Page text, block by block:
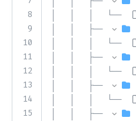
8
9
10
11
12
13
14
15
│   │   │   └──
│   │   ├──
│   │   │   └──
│   │   ├──
│   │   │   └──
│   │   ├──
│   │   │   └──
│   │   ├──